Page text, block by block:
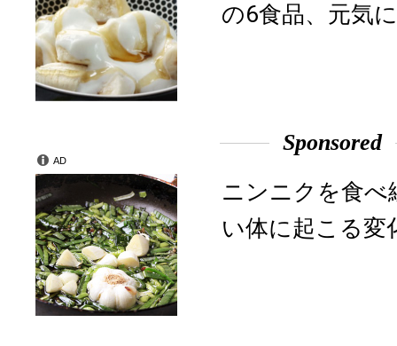
の6食品、元気
Sponsored
ニンニクを食
い体に起こる変
AD